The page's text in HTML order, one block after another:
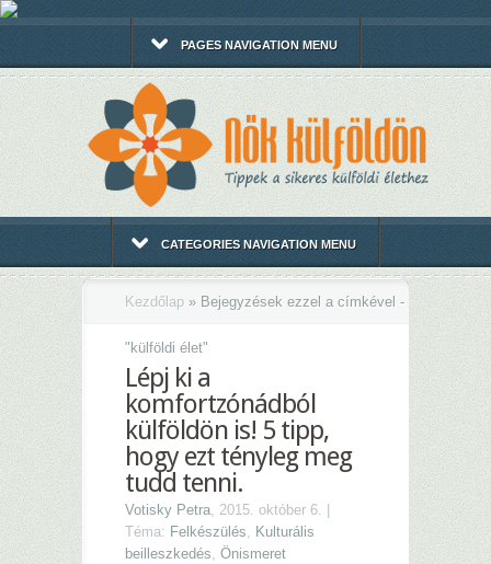
PAGES NAVIGATION MENU
CATEGORIES NAVIGATION MENU
Kezdőlap » Bejegyzések ezzel a címkével -
" külföldi élet"
Lépj ki a
komfortzónádból
külföldön is! 5 tipp,
hogy ezt tényleg meg
tudd tenni.
Votisky Petra, 2015. október 6. |
Téma: Felkészülés, Kulturális
beilleszkedés, Önismeret